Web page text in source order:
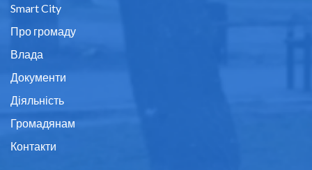
Smart City
Про громаду
Влада
Документи
Діяльність
Громадянам
Контакти